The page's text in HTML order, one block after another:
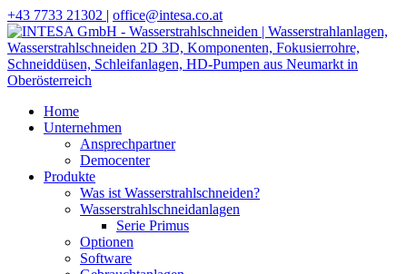
+43 7733 21302 | office@​intesa.co.at
Home
Unternehmen
Ansprechpartner
Democenter
Produkte
Was ist Wasserstrahlschneiden?
Wasserstrahlschneidanlagen
Serie Primus
Optionen
Software